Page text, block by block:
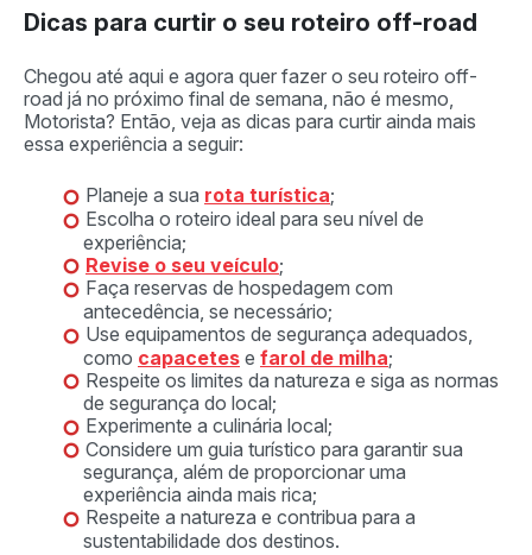
Dicas para curtir o seu roteiro off-road
Chegou até aqui e agora quer fazer o seu roteiro off-
road já no próximo final de semana, não é mesmo,
Motorista? Então, veja as dicas para curtir ainda mais
essa experiência a seguir:
Planeje a sua rota turística;
Escolha o roteiro ideal para seu nível de
experiência;
Revise o seu veículo;
Faça reservas de hospedagem com
antecedência, se necessário;
Use equipamentos de segurança adequados,
como capacetes e farol de milha;
Respeite os limites da natureza e siga as normas
de segurança do local;
Experimente a culinária local;
Considere um guia turístico para garantir sua
segurança, além de proporcionar uma
experiência ainda mais rica;
Respeite a natureza e contribua para a
sustentabilidade dos destinos.